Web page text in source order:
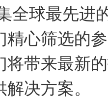
全球最先进
精心筛选的
将带来最新
决方案。